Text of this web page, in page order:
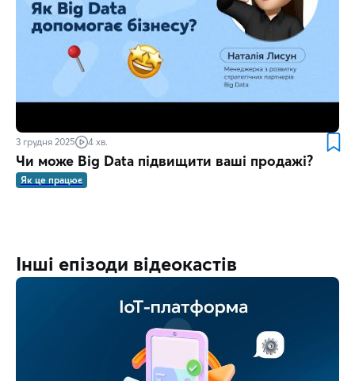
3 грудня 2025 4 хв.
Чи може Big Data підвищити ваші продажі?
Як це працює
Інші епізоди відеокастів